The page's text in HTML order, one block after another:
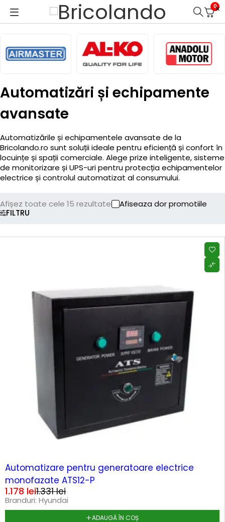
0
Automatizări și echipamente
avansate
Automatizările și echipamentele avansate de la
Bricolando.ro sunt soluții ideale pentru eficiență și confort în
locuințe și spații comerciale. Alege prize inteligente, sisteme
de monitorizare și UPS-uri pentru protecția echipamentelor
electrice și controlul automatizat al consumului.
FILTRU
Afișez toate cele 15 rezultate Afiseaza dor promotiile
Automatizare pentru generatoare electrice
monofazate ATS12-P
1.331lei
1.178 lei
Branduri: Hyundai
ADAUGĂ ÎN COȘ